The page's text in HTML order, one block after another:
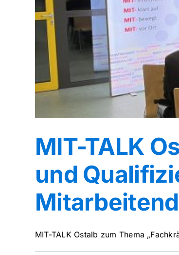
MIT-TALK
und
MIT-TALK Ostalb zum Thema